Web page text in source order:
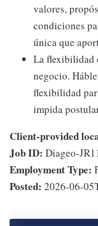
valores,
condiciones
única que
La flexibilidad
negocio.
flexibilidad
impida
Client-provided
Job ID: Diageo-
Employment Type:
Posted: 2026-06-